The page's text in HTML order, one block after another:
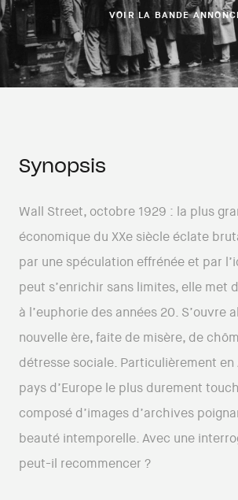
VOIR LA BANDE
Synopsis
Wall Street, octobre 1929 : la plus
économique du XXe siècle éclate
par une spéculation effrénée et par
peut s’enrichir sans limites, elle met
à l’euphorie des années 20. S’ouvre
nouvelle ère, faite de misère, de
détresse sociale. Particulièrement en
pays d’Europe le plus durement
composé d’images d’archives
beauté intemporelle. Avec une
peut-il recommencer ?